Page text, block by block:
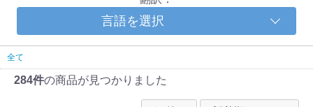
言語を選択
全て
284件の商品が見つかりました